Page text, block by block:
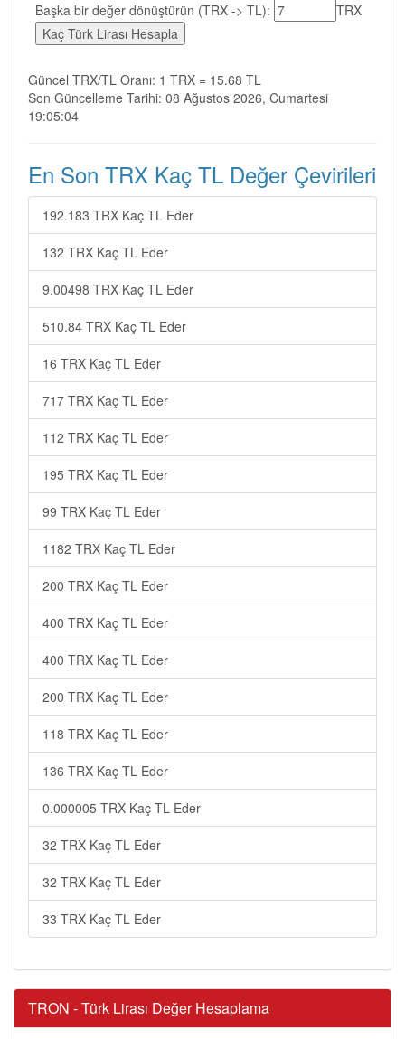
Başka bir değer dönüştürün (TRX -> TL):
TRX
Güncel TRX/TL Oranı: 1 TRX = 15.68 TL
Son Güncelleme Tarihi: 08 Ağustos 2026, Cumartesi
19:05:04
En Son TRX Kaç TL Değer Çevirileri
192.183 TRX Kaç TL Eder
132 TRX Kaç TL Eder
9.00498 TRX Kaç TL Eder
510.84 TRX Kaç TL Eder
16 TRX Kaç TL Eder
717 TRX Kaç TL Eder
112 TRX Kaç TL Eder
195 TRX Kaç TL Eder
99 TRX Kaç TL Eder
1182 TRX Kaç TL Eder
200 TRX Kaç TL Eder
400 TRX Kaç TL Eder
400 TRX Kaç TL Eder
200 TRX Kaç TL Eder
118 TRX Kaç TL Eder
136 TRX Kaç TL Eder
0.000005 TRX Kaç TL Eder
32 TRX Kaç TL Eder
32 TRX Kaç TL Eder
33 TRX Kaç TL Eder
TRON - Türk Lirası Değer Hesaplama